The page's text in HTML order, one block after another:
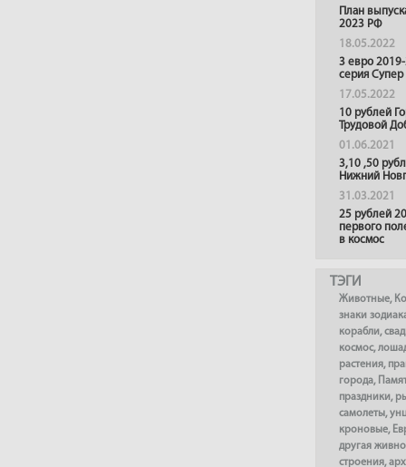
План
2023 РФ
18.05.2022
3 евро
серия
17.05.2022
10 рублей
Трудовой
01.06.2021
3,10 ,50
Нижний
31.03.2021
25 рублей
первого
в космос
ТЭГИ
Животные,
знаки
корабли,
космос,
растения,
города,
праздники,
самолеты,
кроновые,
другая
строения,